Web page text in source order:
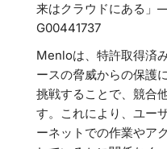
来はクラウドにある」
G00441737
Menloは、特許取得済
ースの脅威からの保護
挑戦することで、競合
す。これにより、ユー
ーネットでの作業やア